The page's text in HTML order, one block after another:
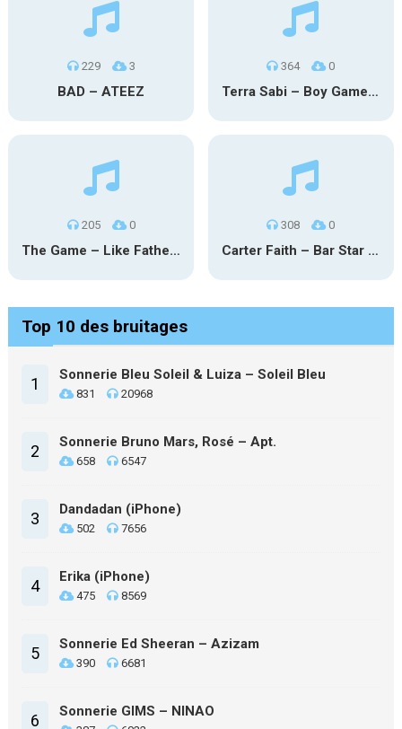
229 3
BAD – ATEEZ
364 0
Terra Sabi – Boy Game X Marcia Cruz
205 0
The Game – Like Father Like Daughter
308 0
Carter Faith – Bar Star Vevo
Top 10 des bruitages
1 Sonnerie Bleu Soleil & Luiza – Soleil Bleu
831 20968
2 Sonnerie Bruno Mars, Rosé – Apt.
658 6547
3 Dandadan (iPhone)
502 7656
4 Erika (iPhone)
475 8569
5 Sonnerie Ed Sheeran – Azizam
390 6681
6 Sonnerie GIMS – NINAO